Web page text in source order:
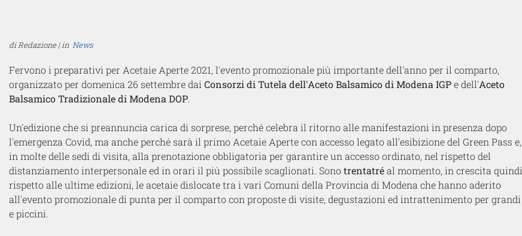
di Redazione | in News
Fervono i preparativi per Acetaie Aperte 2021, l'evento promozionale più importante dell'anno per il comparto,
organizzato per domenica 26 settembre dai Consorzi di Tutela dell'Aceto Balsamico di Modena IGPe dell'Aceto
Balsamico Tradizionale di Modena DOP.
Un'edizione che si preannuncia carica di sorprese, perché celebra il ritorno alle manifestazioni in presenza dopo
l'emergenza Covid, ma anche perché sarà il primo Acetaie Aperte con accesso legato all'esibizione del Green Pass e,
in molte delle sedi di visita, alla prenotazione obbligatoria per garantire un accesso ordinato, nel rispetto del
distanziamento interpersonale ed in orari il più possibile scaglionati. Sonotrentatréal momento, in crescita quindi
rispetto alle ultime edizioni, le acetaie dislocate tra i vari Comuni della Provincia di Modena che hanno aderito
all'evento promozionale di punta per il comparto con proposte di visite, degustazioni ed intrattenimento per grandi
e piccini.